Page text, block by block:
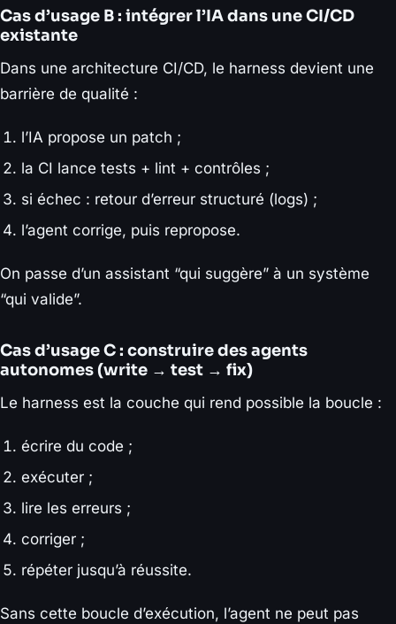
Cas d’usage B : intégrer l’IA dans une CI/CD
existante
Dans une architecture CI/CD, le harness devient une
barrière de qualité :
l’IA propose un patch ;
la CI lance tests + lint + contrôles ;
si échec : retour d’erreur structuré (logs) ;
l’agent corrige, puis repropose.
On passe d’un assistant “qui suggère” à un système
“qui valide”.
Cas d’usage C : construire des agents
autonomes (write → test → fix)
Le harness est la couche qui rend possible la boucle :
écrire du code ;
exécuter ;
lire les erreurs ;
corriger ;
répéter jusqu’à réussite.
Sans cette boucle d’exécution, l’agent ne peut pas